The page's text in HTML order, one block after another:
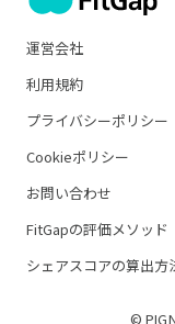
運営会社
利用規約
プライバシーポリシー
Cookieポリシー
お問い合わせ
FitGapの評価メソッド
シェアスコアの算出方
©